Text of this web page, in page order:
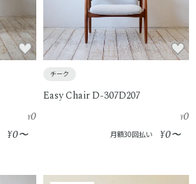
¥0
¥0〜
チーク
Easy Chair D-307D207
¥0
月額30回払い ¥0〜